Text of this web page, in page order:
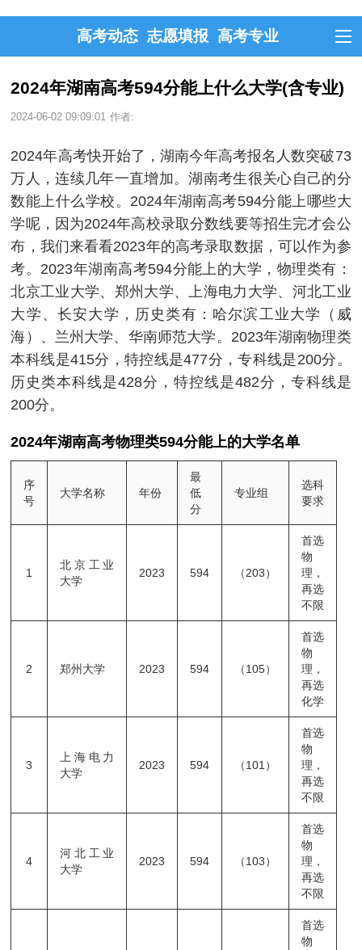
高考动态 志愿填报 高考专业
2024年湖南高考594分能上什么大学(含专业)
2024-06-02 09:09:01 作者:
2024年高考快开始了，湖南今年高考报名人数突破73
万人，连续几年一直增加。湖南考生很关心自己的分
数能上什么学校。2024年湖南高考594分能上哪些大
学呢，因为2024年高校录取分数线要等招生完才会公
布，我们来看看2023年的高考录取数据，可以作为参
考。2023年湖南高考594分能上的大学，物理类有：
北京工业大学、郑州大学、上海电力大学、河北工业
大学、长安大学，历史类有：哈尔滨工业大学（威
海）、兰州大学、华南师范大学。2023年湖南物理类
本科线是415分，特控线是477分，专科线是200分。
历史类本科线是428分，特控线是482分，专科线是
200分。
2024年湖南高考物理类594分能上的大学名单
序
号
大学名称 年份
最
低
分
专业组
选科
要求
1
北京工业
大学
2023 594 （203）
首选
物
理，
再选
不限
2 郑州大学 2023 594 （105）
首选
物
理，
再选
化学
3
上海电力
大学
2023 594 （101）
首选
物
理，
再选
不限
4
河北工业
大学
2023 594 （103）
首选
物
理，
再选
不限
首选
物